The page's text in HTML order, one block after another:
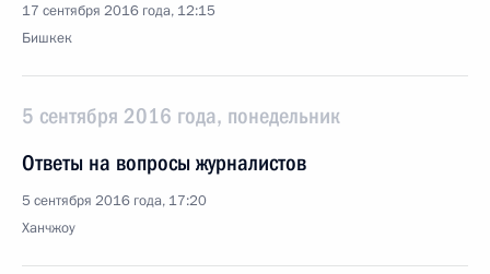
17 сентября 2016 года, 12:15
Бишкек
5 сентября 2016 года, понедельник
Ответы на вопросы журналистов
5 сентября 2016 года, 17:20
Ханчжоу